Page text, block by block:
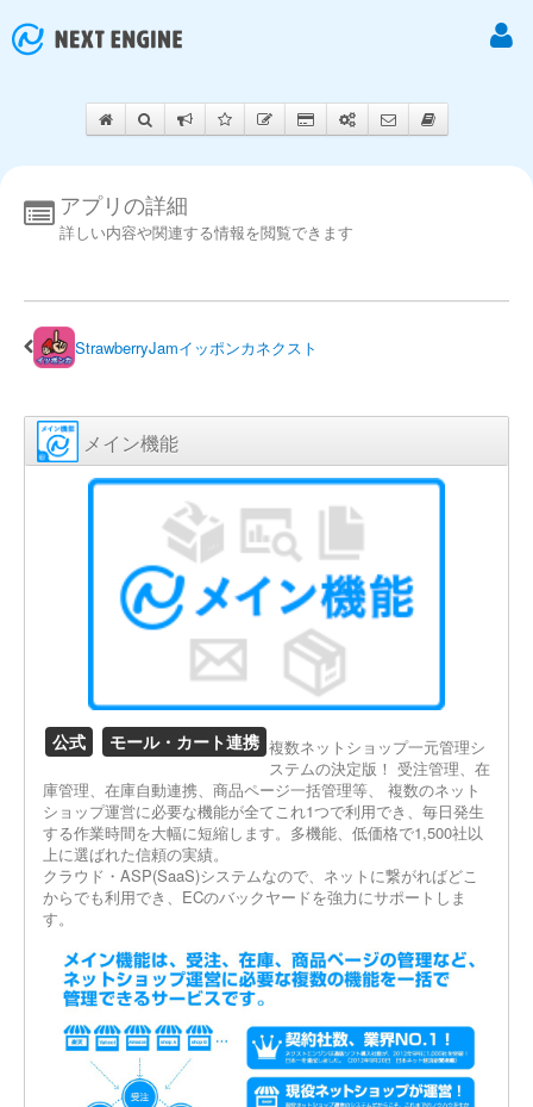
アプリの詳細
詳しい内容や関連する情報を閲覧できます
StrawberryJamイッポンカネクスト
メイン機能
公式 モール・カート連携 複数ネットショップ一元管理シ
ステムの決定版！ 受注管理、在
庫管理、在庫自動連携、商品ページ一括管理等、 複数のネット
ショップ運営に必要な機能が全てこれ1つで利用でき、毎日発生
する作業時間を大幅に短縮します。多機能、低価格で1,500社以
上に選ばれた信頼の実績。
クラウド・ASP(SaaS)システムなので、ネットに繋がればどこ
からでも利用でき、ECのバックヤードを強力にサポートしま
す。